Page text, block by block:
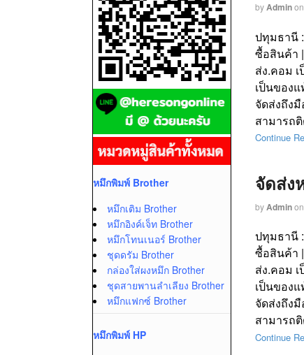
by Admin on
ปทุมธานี
ซื้อสินค้า |
ส่ง.คอม
เป็นของ
จัดส่งถึง
สามารถ
Continue
จัดส่ง
by Admin on
ปทุมธานี
ซื้อสินค้า |
ส่ง.คอม
เป็นของ
จัดส่งถึง
สามารถ
Continue
หมึกพิมพ์ Brother
หมึกเติม Brother
หมึกอิงค์เจ็ท Brother
หมึกโทนเนอร์ Brother
ชุดดรัม Brother
กล่องใส่ผงหมึก Brother
ชุดสายพานลำเลียง Brother
หมึกแฟกซ์ Brother
หมึกพิมพ์ HP